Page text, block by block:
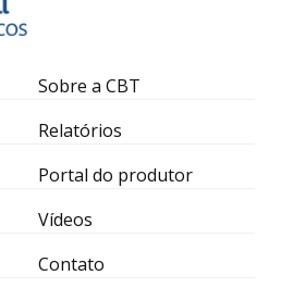
Sobre a CBT
Relatórios
Portal do produtor
Vídeos
Contato